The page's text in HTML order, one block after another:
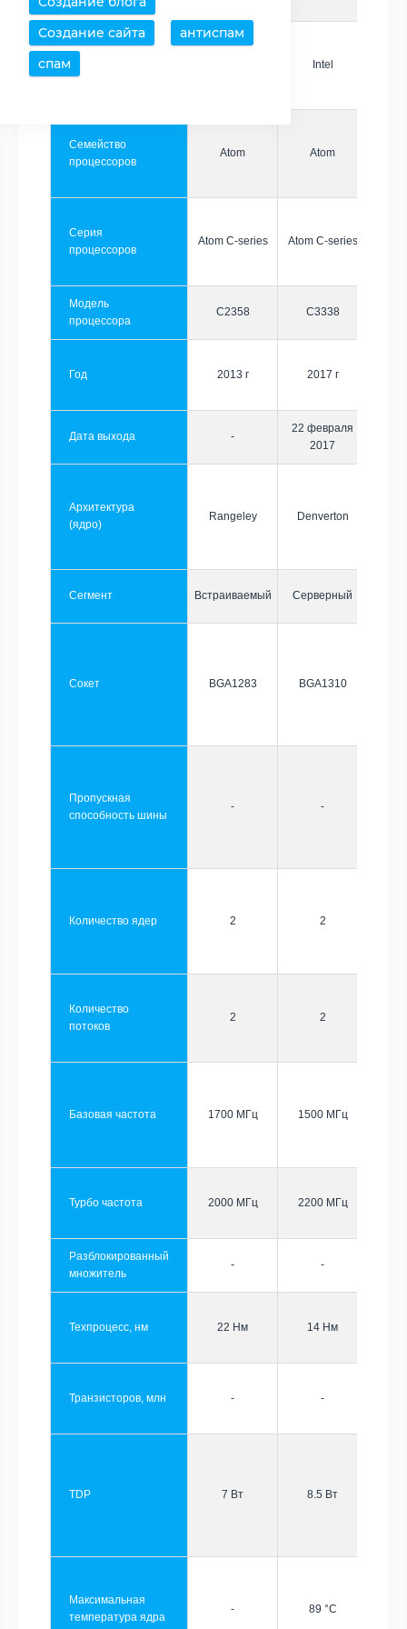
Создание сайта
антиспам
спамПроизводитель Intel
Семейство
процессоров
Atom Atom
Серия
процессоров
Atom C-series Atom C-series
Модель
процессора
C2358 C3338
Год 2013 г 2017 г
Дата выхода -
22 февраля
2017
Архитектура
(ядро)
Rangeley Denverton
Сегмент Встраиваемый Серверный
Сокет BGA1283 BGA1310
Пропускная
способность шины
- -
Количество ядер 2 2
Количество
потоков
2 2
Базовая частота 1700 МГц 1500 МГц
Турбо частота 2000 МГц 2200 МГц
Разблокированный
множитель
- -
Техпроцесс, нм 22 Нм 14 Нм
Транзисторов, млн - -
TDP 7 Вт 8.5 Вт
Максимальная
температура ядра
- 89 °C